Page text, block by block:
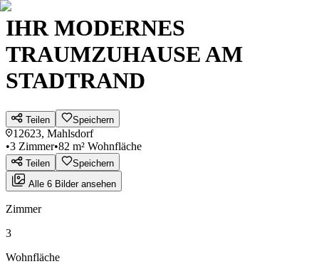
IHR MODERNES
TRAUMZUHAUSE AM
STADTRAND
Teilen Speichern
12623, Mahlsdorf
•3 Zimmer•82 m² Wohnfläche
Teilen
Speichern
Alle 6 Bilder ansehen
Zimmer
3
Wohnfläche